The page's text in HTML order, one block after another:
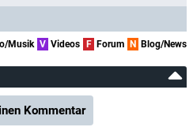
Musik V Videos F Forum N Blog/News
Kommentar